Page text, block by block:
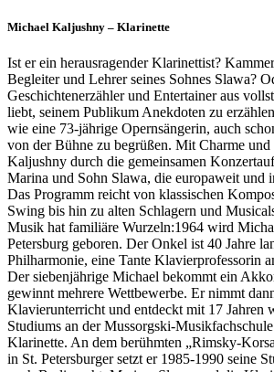
Michael Kaljushny – Klarinette
Ist er ein herausragender Klarinettist?
Begleiter und Lehrer seines Sohnes Slawa?
Geschichtenerzähler und Entertainer aus
liebt, seinem Publikum Anekdoten zu
wie eine 73-jährige Opernsängerin, auch
von der Bühne zu begrüßen. Mit Charme
Kaljushny durch die gemeinsamen
Marina und Sohn Slawa, die europaweit und
Das Programm reicht von klassischen
Swing bis hin zu alten Schlagern und
Musik hat familiäre Wurzeln:1964 wird
Petersburg geboren. Der Onkel ist 40 Jahre
Philharmonie, eine Tante Klavierprofessorin
Der siebenjährige Michael bekommt ein
gewinnt mehrere Wettbewerbe. Er nimmt
Klavierunterricht und entdeckt mit 17 Jahren
Studiums an der Mussorgski-
Klarinette. An dem berühmten „Rimsky-
in St. Petersburger setzt er 1985-1990 seine